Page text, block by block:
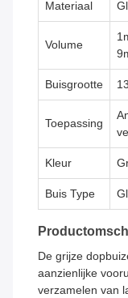
Materiaal
Volume
Buisgrootte
Toepassing
Kleur
Buis Type
De grijze
aanzienlijke
verzamelen van